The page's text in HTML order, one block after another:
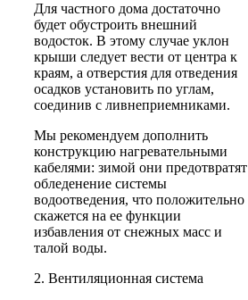
Для частного дома достаточно
будет обустроить внешний
водосток. В этому случае уклон
крыши следует вести от центра к
краям, а отверстия для отведения
осадков установить по углам,
соединив с ливнеприемниками.
Мы рекомендуем дополнить
конструкцию нагревательными
кабелями: зимой они предотвратят
обледенение системы
водоотведения, что положительно
скажется на ее функции
избавления от снежных масс и
талой воды.
2. Вентиляционная система